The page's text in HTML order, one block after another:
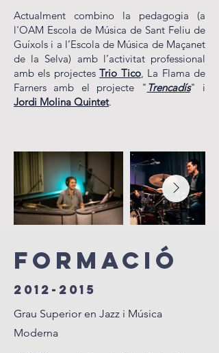
Actualment combino la pedagogia (a
l'OAM Escola de Música de Sant Feliu de
Guíxols i a l’Escola de Música de Maçanet
de la Selva) amb l’activitat professional
amb els projectesTrio Tico, La Flama de
Farners amb el projecte " Trencadís" i
Jordi Molina Quintet.
Formació
2012-2015
Grau Superior en Jazz i Música
Moderna